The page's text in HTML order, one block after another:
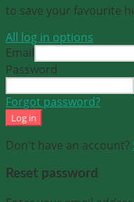
to save your favourite
All log in options
Email
Password
Forgot password?
Log in
Don't have an account?
Reset password